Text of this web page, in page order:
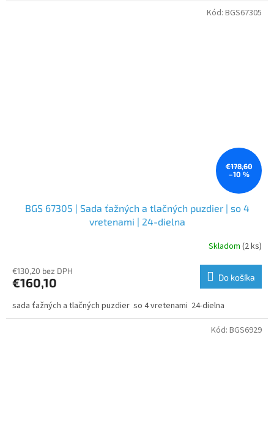
€178,60
–10 %
BGS 67305 | Sada ťažných a tlačných puzdier | so 4
vretenami | 24-dielna
Skladom (2 ks)
€130,20 bez DPH
€160,10 Do košíka
sada ťažných a tlačných puzdier so 4 vretenami 24-dielna
Kód: BGS67305
Kód: BGS6929